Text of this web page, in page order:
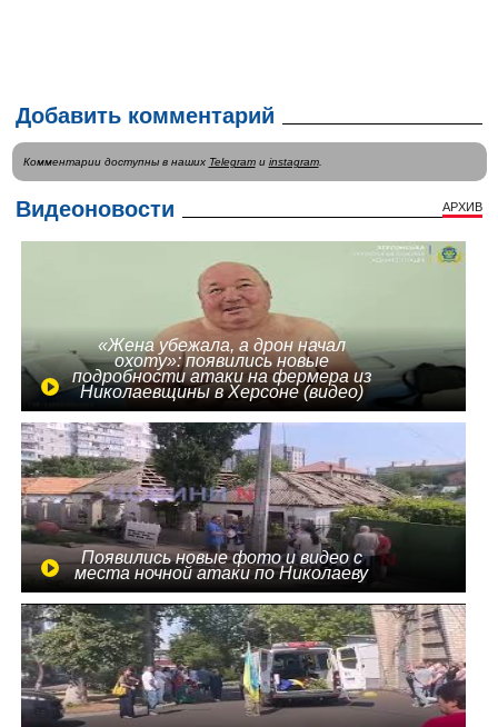
Добавить комментарий
Комментарии доступны в наших Telegramи instagram.
Видеоновости АРХИВ
«Жена убежала, а дрон начал
охоту»: появились новые
подробности атаки на фермера из
Николаевщины в Херсоне (видео)
Появились новые фото и видео с
места ночной атаки по Николаеву